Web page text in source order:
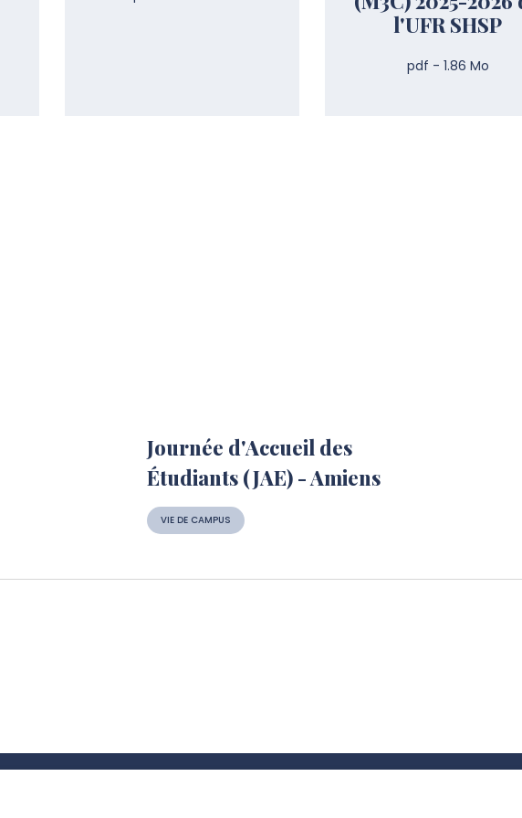
l'UFR SHSP
pdf - 1.86 Mo
Journée d'Accueil des
Étudiants (JAE) - Amiens
VIE DE CAMPUS